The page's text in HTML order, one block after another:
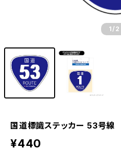
1 /2
国道標識ステッカー 53号線
¥440